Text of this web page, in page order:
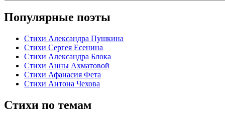
Популярные поэты
Стихи Александра Пушкина
Стихи Сергея Есенина
Стихи Александра Блока
Стихи Анны Ахматовой
Стихи Афанасия Фета
Стихи Антона Чехова
Стихи по темам